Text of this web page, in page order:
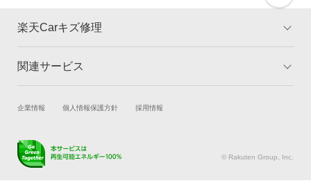
楽天Carキズ修理
トップ
板金とは キャンペーン一覧
関連サービス
試乗・商談 新車購入
キズ修理予約
メンテナンス管理
企業情報 個人情報保護方針 採用情報
© Rakuten Group, Inc.